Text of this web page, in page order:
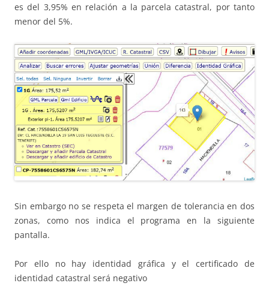
es del 3,95% en relación a la parcela catastral, por tanto
menor del 5%.
Sin embargo no se respeta el margen de tolerancia en dos
zonas, como nos indica el programa en la siguiente
pantalla.
Por ello no hay identidad gráfica y el certificado de
identidad catastral será negativo